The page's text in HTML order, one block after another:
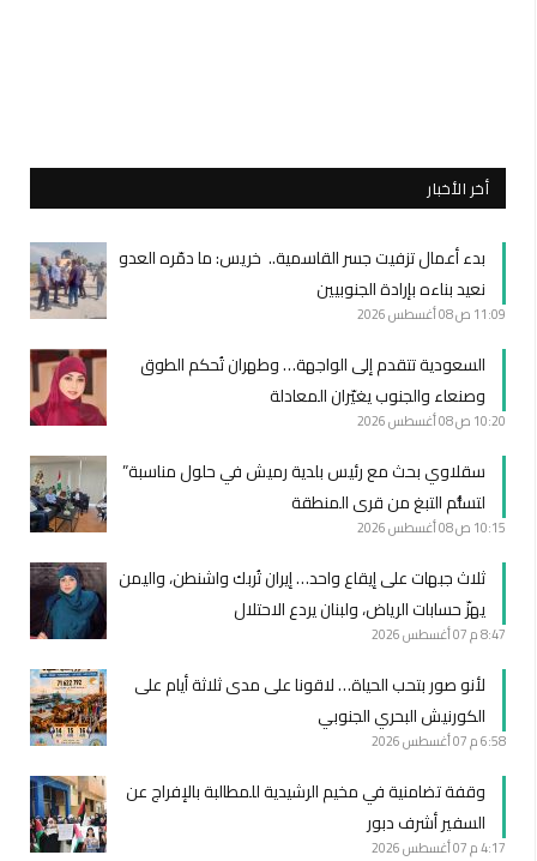
أخر الأخبار
بدء أعمال تزفيت جسر القاسمية.. خريس: ما دمّره العدو
نعيد بناءه بإرادة الجنوبيين
11:09 ص 08 أغسطس 2026
السعودية تتقدم إلى الواجهة… وطهران تُحكم الطوق
وصنعاء والجنوب يغيّران المعادلة
10:20 ص 08 أغسطس 2026
سقلاوي بحث مع رئيس بلدية رميش في حلول مناسبة”
لتسلُّم التبغ من قرى المنطقة
10:15 ص 08 أغسطس 2026
ثلاث جبهات على إيقاع واحد… إيران تُربك واشنطن، واليمن
يهزّ حسابات الرياض، ولبنان يردع الاحتلال
8:47 م 07 أغسطس 2026
لأنو صور بتحب الحياة… لاقونا على مدى ثلاثة أيام على
الكورنيش البحري الجنوبي
6:58 م 07 أغسطس 2026
وقفة تضامنية في مخيم الرشيدية للمطالبة بالإفراج عن
السفير أشرف دبور
4:17 م 07 أغسطس 2026